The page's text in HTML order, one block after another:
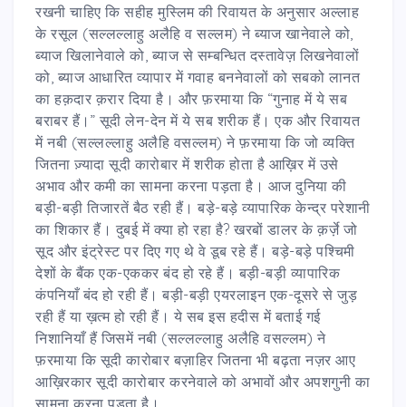
रखनी चाहिए कि सहीह मुस्लिम की रिवायत के अनुसार अल्लाह
के रसूल (सल्लल्लाहु अलैहि व सल्लम) ने ब्याज खानेवाले को,
ब्याज खिलानेवाले को, ब्याज से सम्बन्धित दस्तावेज़ लिखनेवालों
को, ब्याज आधारित व्यापार में गवाह बननेवालों को सबको लानत
का हक़दार क़रार दिया है। और फ़रमाया कि “गुनाह में ये सब
बराबर हैं।” सूदी लेन-देन में ये सब शरीक हैं। एक और रिवायत
में नबी (सल्लल्लाहु अलैहि वसल्लम) ने फ़रमाया कि जो व्यक्ति
जितना ज़्यादा सूदी कारोबार में शरीक होता है आख़िर में उसे
अभाव और कमी का सामना करना पड़ता है। आज दुनिया की
बड़ी-बड़ी तिजारतें बैठ रही हैं। बड़े-बड़े व्यापारिक केन्द्र परेशानी
का शिकार हैं। दुबई में क्या हो रहा है? खरबों डालर के क़र्ज़े जो
सूद और इंट्रेस्ट पर दिए गए थे वे डूब रहे हैं। बड़े-बड़े पश्चिमी
देशों के बैंक एक-एककर बंद हो रहे हैं। बड़ी-बड़ी व्यापारिक
कंपनियाँ बंद हो रही हैं। बड़ी-बड़ी एयरलाइन एक-दूसरे से जुड़
रही हैं या ख़त्म हो रही हैं। ये सब इस हदीस में बताई गई
निशानियाँ हैं जिसमें नबी (सल्लल्लाहु अलैहि वसल्लम) ने
फ़रमाया कि सूदी कारोबार बज़ाहिर जितना भी बढ़ता नज़र आए
आख़िरकार सूदी कारोबार करनेवाले को अभावों और अपशगुनी का
सामना करना पड़ता है।